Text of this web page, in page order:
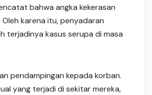
bahwa angka kekerasan
karena itu, penyadaran
terjadinya kasus serupa di masa
pendampingan kepada korban.
yang terjadi di sekitar mereka,